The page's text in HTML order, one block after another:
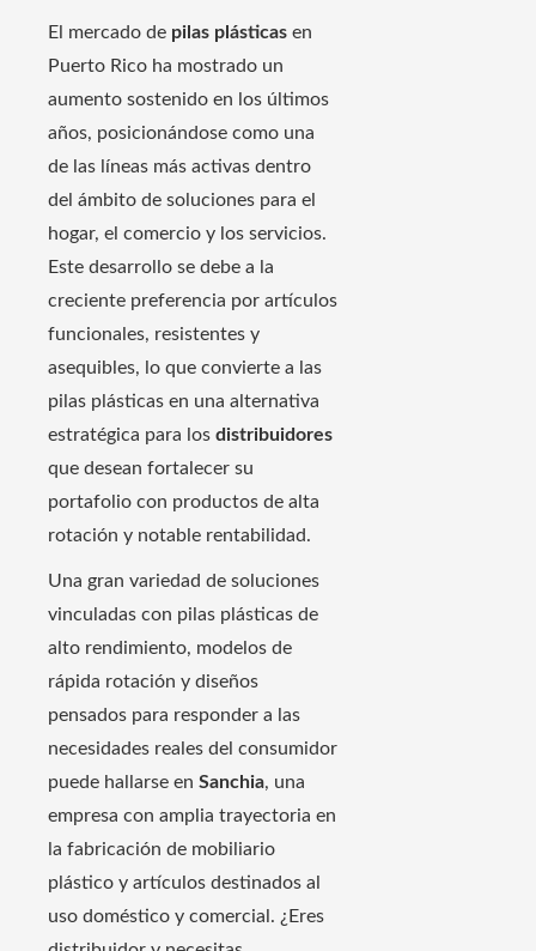
El mercado de pilas plásticas en
Puerto Rico ha mostrado un
aumento sostenido en los últimos
años, posicionándose como una
de las líneas más activas dentro
del ámbito de soluciones para el
hogar, el comercio y los servicios.
Este desarrollo se debe a la
creciente preferencia por artículos
funcionales, resistentes y
asequibles, lo que convierte a las
pilas plásticas en una alternativa
estratégica para los distribuidores
que desean fortalecer su
portafolio con productos de alta
rotación y notable rentabilidad.
Una gran variedad de soluciones
vinculadas con pilas plásticas de
alto rendimiento, modelos de
rápida rotación y diseños
pensados para responder a las
necesidades reales del consumidor
puede hallarse en Sanchia, una
empresa con amplia trayectoria en
la fabricación de mobiliario
plástico y artículos destinados al
uso doméstico y comercial. ¿Eres